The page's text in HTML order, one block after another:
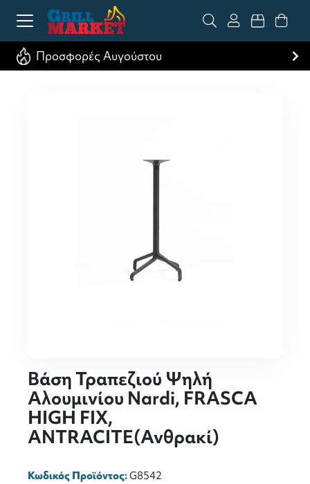
Προσφορές Αυγούστου
Βάση Τραπεζιού Ψηλή
Αλουμινίου Nardi, FRASCA
HIGH FIX,
ANTRACITE(Ανθρακί)
Κωδικός Προϊόντος:G8542